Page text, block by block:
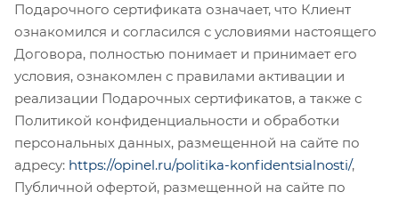
Подарочного сертификата означает, что Клиент
ознакомился и согласился с условиями настоящего
Договора, полностью понимает и принимает его
условия, ознакомлен с правилами активации и
реализации Подарочных сертификатов, а также с
Политикой конфиденциальности и обработки
персональных данных, размещенной на сайте по
адресу: https://opinel.ru/politika-konfidentsialnosti/,
Публичной офертой, размещенной на сайте по